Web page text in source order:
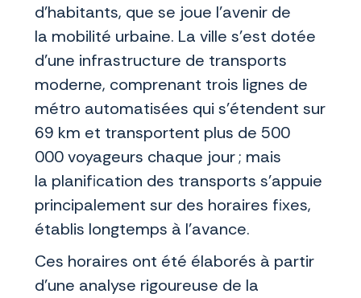
d’habitants, que se joue l’avenir de
la mobilité urbaine. La ville s’est dotée
d’une infrastructure de transports
moderne, comprenant trois lignes de
métro automatisées qui s’étendent sur
69 km et transportent plus de 500
000 voyageurs chaque jour ; mais
la planification des transports s’appuie
principalement sur des horaires fixes,
établis longtemps à l’avance.
Ces horaires ont été élaborés à partir
d’une analyse rigoureuse de la